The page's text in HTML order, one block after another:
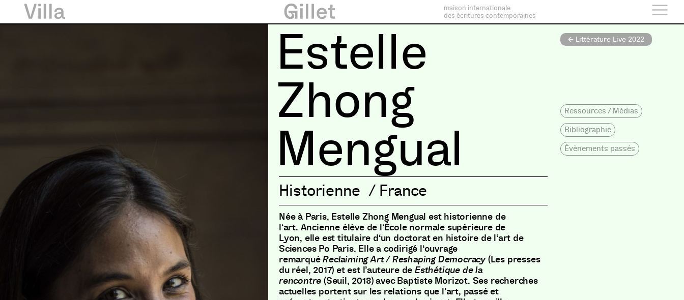
maison internationale
des écritures contemporaines
Estelle
Zhong
Mengual
Historienne / France
Née à Paris, Estelle Zhong Mengual est historienne de
l‘art. Ancienne élève de l‘École normale supérieure de
Lyon, elle est titulaire d‘un doctorat en histoire de l‘art de
Sciences Po Paris. Elle a codirigé l‘ouvrage
remarquéReclaiming Art/Reshaping Democracy (Les presses
du réel, 2017) et est l’auteure deEsthétique de la
rencontre (Seuil, 2018)avec Baptiste Morizot. Ses recherches
actuelles portent sur les relations que l’art, passé et
← Littérature Live 2022
Ressources / Médias
Bibliographie
Évènements passés